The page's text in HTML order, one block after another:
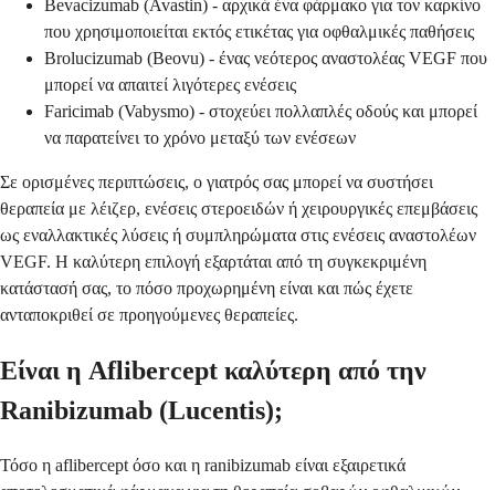
Bevacizumab (Avastin) - αρχικά ένα φάρμακο για τον καρκίνο
που χρησιμοποιείται εκτός ετικέτας για οφθαλμικές παθήσεις
Brolucizumab (Beovu) - ένας νεότερος αναστολέας VEGF που
μπορεί να απαιτεί λιγότερες ενέσεις
Faricimab (Vabysmo) - στοχεύει πολλαπλές οδούς και μπορεί
να παρατείνει το χρόνο μεταξύ των ενέσεων
Σε ορισμένες περιπτώσεις, ο γιατρός σας μπορεί να συστήσει
θεραπεία με λέιζερ, ενέσεις στεροειδών ή χειρουργικές επεμβάσεις
ως εναλλακτικές λύσεις ή συμπληρώματα στις ενέσεις αναστολέων
VEGF. Η καλύτερη επιλογή εξαρτάται από τη συγκεκριμένη
κατάστασή σας, το πόσο προχωρημένη είναι και πώς έχετε
ανταποκριθεί σε προηγούμενες θεραπείες.
Είναι η Aflibercept καλύτερη από την
Ranibizumab (Lucentis);
Τόσο η aflibercept όσο και η ranibizumab είναι εξαιρετικά